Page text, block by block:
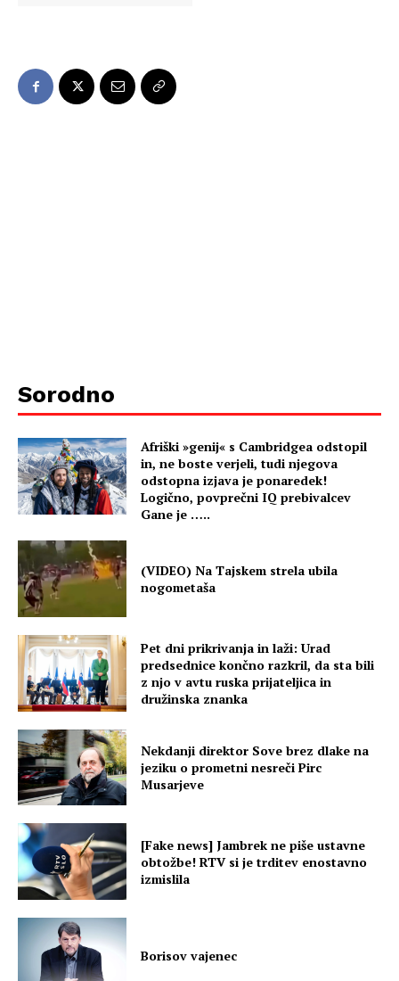
Sorodno
Afriški »genij« s Cambridgea odstopil
in, ne boste verjeli, tudi njegova
odstopna izjava je ponaredek!
Logično, povprečni IQ prebivalcev
Gane je …..
(VIDEO) Na Tajskem strela ubila
nogometaša
Pet dni prikrivanja in laži: Urad
predsednice končno razkril, da sta bili
z njo v avtu ruska prijateljica in
družinska znanka
Nekdanji direktor Sove brez dlake na
jeziku o prometni nesreči Pirc
Musarjeve
[Fake news] Jambrek ne piše ustavne
obtožbe! RTV si je trditev enostavno
izmislila
Borisov vajenec